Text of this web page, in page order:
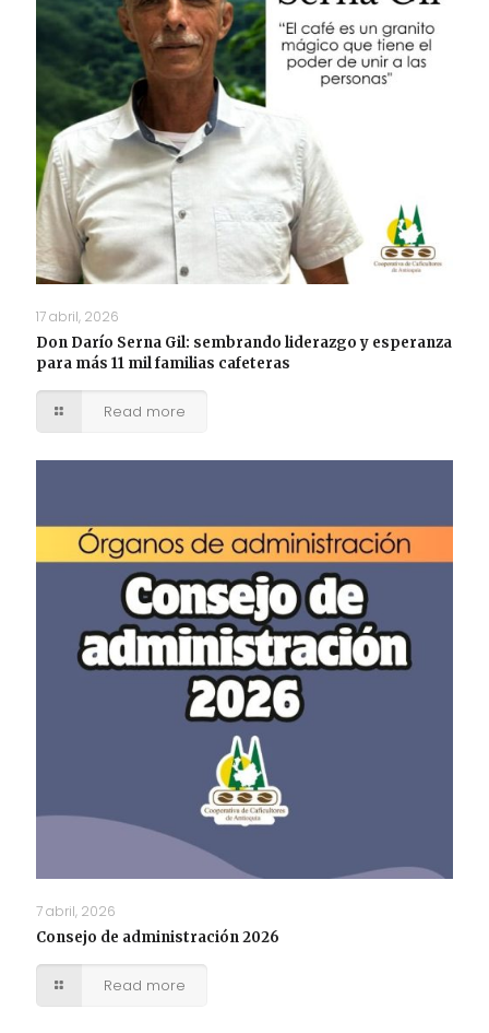
17 abril, 2026
Don Darío Serna Gil: sembrando liderazgo y esperanza
para más 11 mil familias cafeteras
Read more
7 abril, 2026
Consejo de administración 2026
Read more